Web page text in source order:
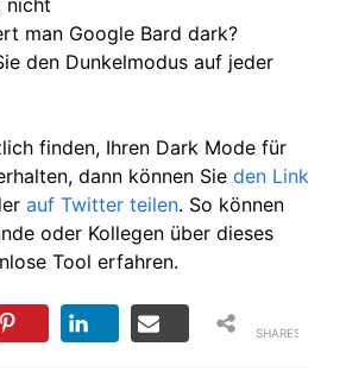
man Google Bard dark?
den Dunkelmodus auf jeder
finden, Ihren Dark Mode für
dann können Sie den Link
auf Twitter teilen. So können
oder Kollegen über dieses
Tool erfahren.
SHARES